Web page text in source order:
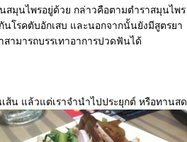
มุนไพรอยู่ด้วย กล่าวคือตามตำราสมุนไพร
โรคตับอักเสบ และนอกจากนั้นยังมีสูตรยา
ามารถบรรเทาอาการปวดฟันได้
ส้น แล้วแต่เราจำนำไปประยุกต์ หรือทานสด